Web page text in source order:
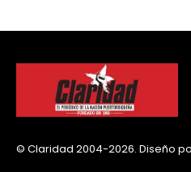
© Claridad 2004-2026. Diseño